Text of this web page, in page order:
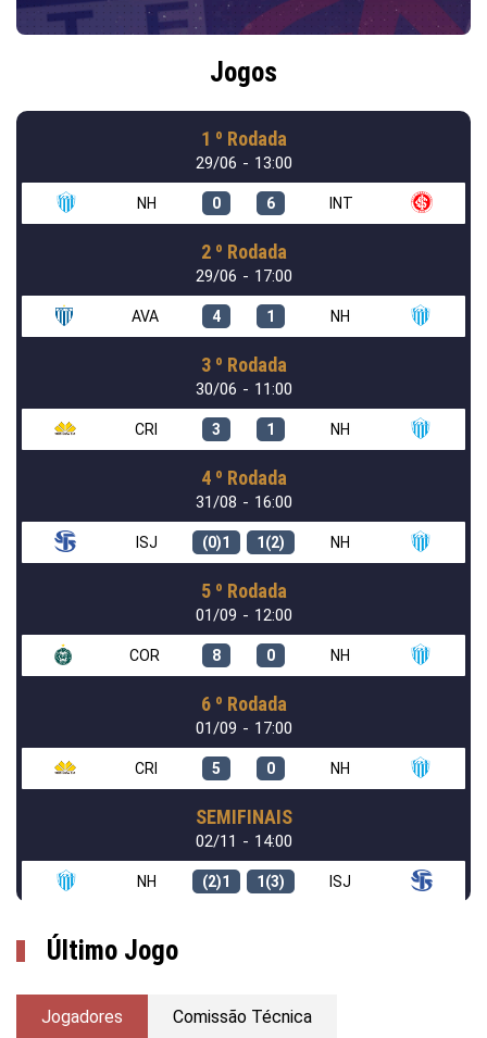
Jogos
1 º Rodada
29/06 - 13:00
NH 0 6 INT
2 º Rodada
29/06 - 17:00
AVA 4 1 NH
3 º Rodada
30/06 - 11:00
CRI 3 1 NH
4 º Rodada
31/08 - 16:00
ISJ (0)1 1(2) NH
5 º Rodada
01/09 - 12:00
COR 8 0 NH
6 º Rodada
01/09 - 17:00
CRI 5 0 NH
SEMIFINAIS
02/11 - 14:00
NH (2)1 1(3) ISJ
Último Jogo
Jogadores Comissão Técnica